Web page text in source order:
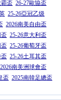
霸盃 26-27歐協盃
25-26亞冠乙级
2026南美自由盃
25-26意大利盃
25-26葡萄牙盃
25-26土耳其盃
2026南美洲球會盃
盃 2025南韓足總盃